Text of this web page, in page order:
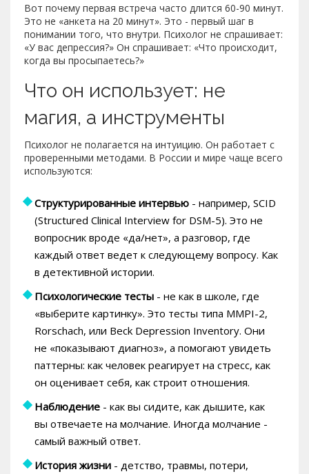
Вот почему первая встреча часто длится 60-90 минут.
Это не «анкета на 20 минут». Это - первый шаг в
понимании того, что внутри. Психолог не спрашивает:
«У вас депрессия?» Он спрашивает: «Что происходит,
когда вы просыпаетесь?»
Что он использует: не
магия, а инструменты
Психолог не полагается на интуицию. Он работает с
проверенными методами. В России и мире чаще всего
используются:
Структурированные интервью - например, SCID
(Structured Clinical Interview for DSM-5). Это не
вопросник вроде «да/нет», а разговор, где
каждый ответ ведет к следующему вопросу. Как
в детективной истории.
Психологические тесты - не как в школе, где
«выберите картинку». Это тесты типа MMPI-2,
Rorschach, или Beck Depression Inventory. Они
не «показывают диагноз», а помогают увидеть
паттерны: как человек реагирует на стресс, как
он оценивает себя, как строит отношения.
Наблюдение - как вы сидите, как дышите, как
вы отвечаете на молчание. Иногда молчание -
самый важный ответ.
История жизни - детство, травмы, потери,